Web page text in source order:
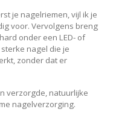
je nagelriemen, vijl ik je
voor. Vervolgens breng
onder een LED- of
nagel die je
zonder dat er
verzorgde, natuurlijke
nagelverzorging.